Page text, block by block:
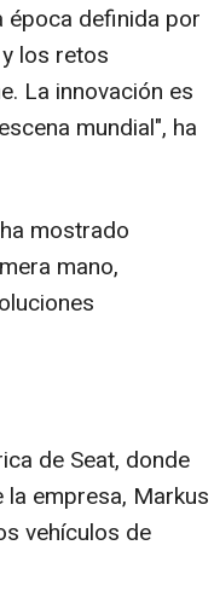
época definida por
los retos
La innovación es
mundial", ha
mostrado
mano,
de Seat, donde
empresa, Markus
vehículos de